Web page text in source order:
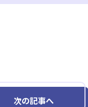
次の記事へ